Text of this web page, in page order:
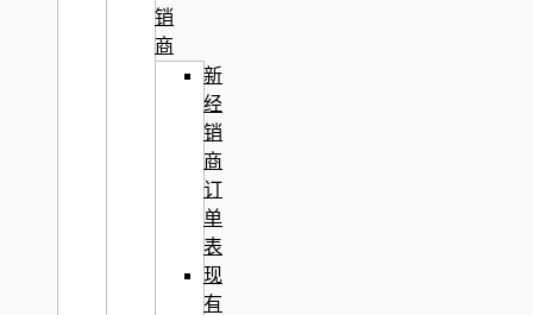
销
商
新
经
销
商
订
单
表
现
有